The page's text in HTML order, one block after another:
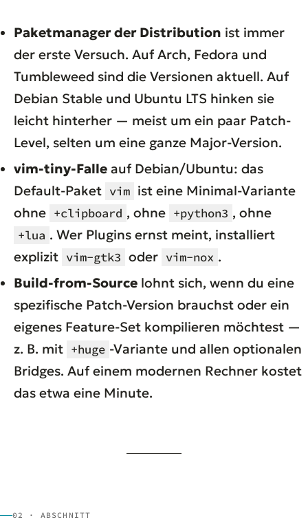
Paketmanager der Distribution ist immer
der erste Versuch. Auf Arch, Fedora und
Tumbleweed sind die Versionen aktuell. Auf
Debian Stable und Ubuntu LTS hinken sie
leicht hinterher — meist um ein paar Patch-
Level, selten um eine ganze Major-Version.
vim-tiny-Falle auf Debian/Ubuntu: das
Default-Paket vim ist eine Minimal-Variante
ohne +clipboard , ohne +python3 , ohne
+lua . Wer Plugins ernst meint, installiert
explizit vim-gtk3 oder vim-nox .
Build-from-Source lohnt sich, wenn du eine
spezifische Patch-Version brauchst oder ein
eigenes Feature-Set kompilieren möchtest —
z. B. mit +huge -Variante und allen optionalen
Bridges. Auf einem modernen Rechner kostet
das etwa eine Minute.
02 · ABSCHNITT